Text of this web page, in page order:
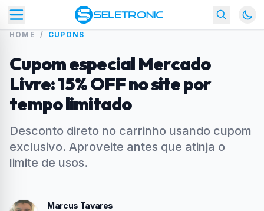
HOME / CUPONS
Cupom especial Mercado
Livre: 15% OFF no site por
tempo limitado
Desconto direto no carrinho usando cupom
exclusivo. Aproveite antes que atinja o
limite de usos.
Marcus Tavares